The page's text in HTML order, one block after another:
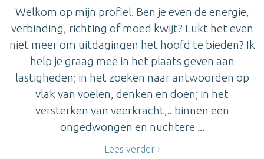
Welkom op mijn profiel. Ben je even de energie,
verbinding, richting of moed kwijt? Lukt het even
niet meer om uitdagingen het hoofd te bieden? Ik
help je graag mee in het plaats geven aan
lastigheden; in het zoeken naar antwoorden op
vlak van voelen, denken en doen; in het
versterken van veerkracht,.. binnen een
ongedwongen en nuchtere ...
Lees verder